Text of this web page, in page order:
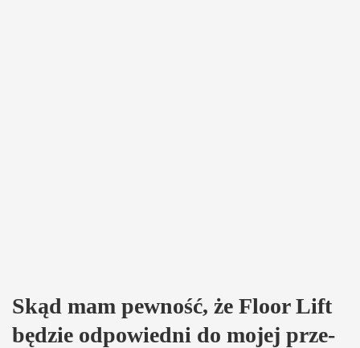
Skąd mam pew­ność, że Floor Lift
będzie odpo­wiedni do mojej prze­